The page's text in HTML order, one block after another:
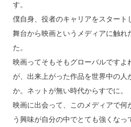
す。
僕自身、役者のキャリアをスタート
舞台から映画というメディアに触れ
た。
映画ってそもそもグローバルですよ
が、出来上がった作品を世界中の人
か。ネットが無い時代からすでに。
映画に出会って、このメディアで何
う興味が自分の中でとても強くなっ